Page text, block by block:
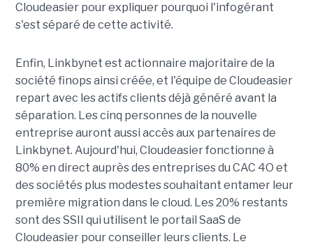
Cloudeasier pour expliquer pourquoi l'infogérant
s'est séparé de cette activité.
Enfin, Linkbynet est actionnaire majoritaire de la
société finops ainsi créée, et l'équipe de Cloudeasier
repart avec les actifs clients déjà généré avant la
séparation. Les cinq personnes de la nouvelle
entreprise auront aussi accès aux partenaires de
Linkbynet. Aujourd'hui, Cloudeasier fonctionne à
80% en direct auprès des entreprises du CAC 4O et
des sociétés plus modestes souhaitant entamer leur
première migration dans le cloud. Les 20% restants
sont des SSII qui utilisent le portail SaaS de
Cloudeasier pour conseiller leurs clients. Le